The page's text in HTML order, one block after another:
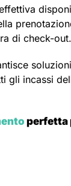
di check-out.
gli incassi
perfetta